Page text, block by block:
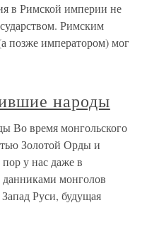
в Римской империи не
Римским
позже императором) мог
народы
Во время монгольского
Золотой Орды и
у нас даже в
данниками монголов
Руси, будущая